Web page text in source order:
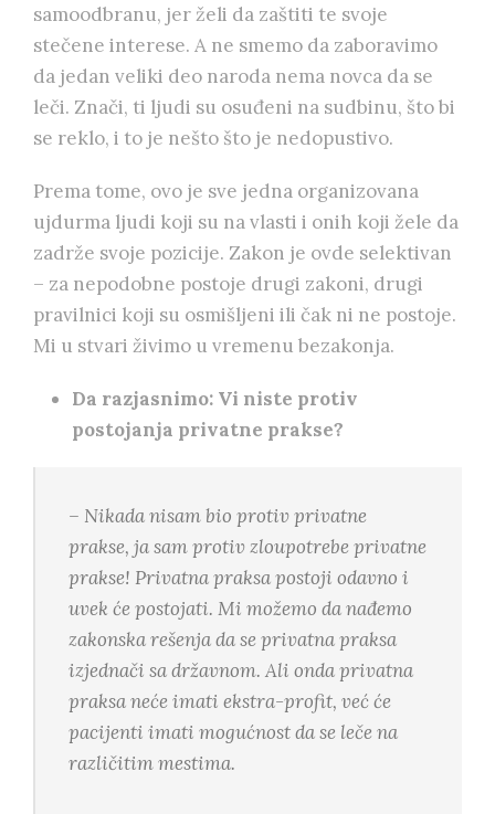
samoodbranu, jer želi da zaštiti te svoje
stečene interese. A ne smemo da zaboravimo
da jedan veliki deo naroda nema novca da se
leči. Znači, ti ljudi su osuđeni na sudbinu, što bi
se reklo, i to je nešto što je nedopustivo.
Prema tome, ovo je sve jedna organizovana
ujdurma ljudi koji su na vlasti i onih koji žele da
zadrže svoje pozicije. Zakon je ovde selektivan
– za nepodobne postoje drugi zakoni, drugi
pravilnici koji su osmišljeni ili čak ni ne postoje.
Mi u stvari živimo u vremenu bezakonja.
Da razjasnimo: Vi niste protiv
postojanja privatne prakse?
– Nikada nisam bio protiv privatne
prakse, ja sam protiv zloupotrebe privatne
prakse! Privatna praksa postoji odavno i
uvek će postojati. Mi možemo da nađemo
zakonska rešenja da se privatna praksa
izjednači sa državnom. Ali onda privatna
praksa neće imati ekstra-profit, već će
pacijenti imati mogućnost da se leče na
različitim mestima.